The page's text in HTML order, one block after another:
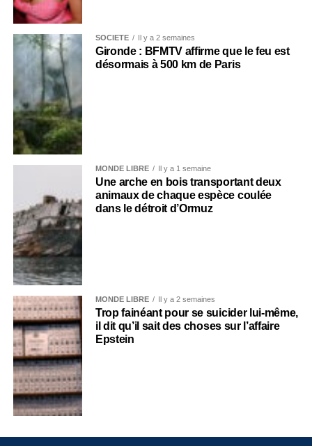
SOCIÉTÉ Il y a 2 semaines
Gironde : BFMTV affirme que le feu est
désormais à 500 km de Paris
MONDE LIBRE Il y a 1 semaine
Une arche en bois transportant deux
animaux de chaque espèce coulée
dans le détroit d’Ormuz
MONDE LIBRE Il y a 2 semaines
Trop fainéant pour se suicider lui-même,
il dit qu’il sait des choses sur l’affaire
Epstein